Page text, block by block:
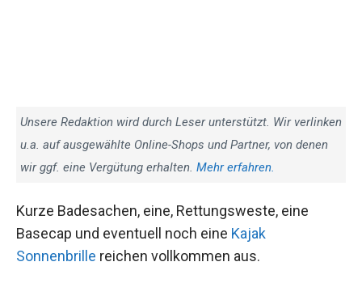
Unsere Redaktion wird durch Leser unterstützt. Wir verlinken
u.a. auf ausgewählte Online-Shops und Partner, von denen
wir ggf. eine Vergütung erhalten. Mehr erfahren.
Kurze Badesachen, eine, Rettungsweste, eine
Basecap und eventuell noch eine Kajak
Sonnenbrille reichen vollkommen aus.